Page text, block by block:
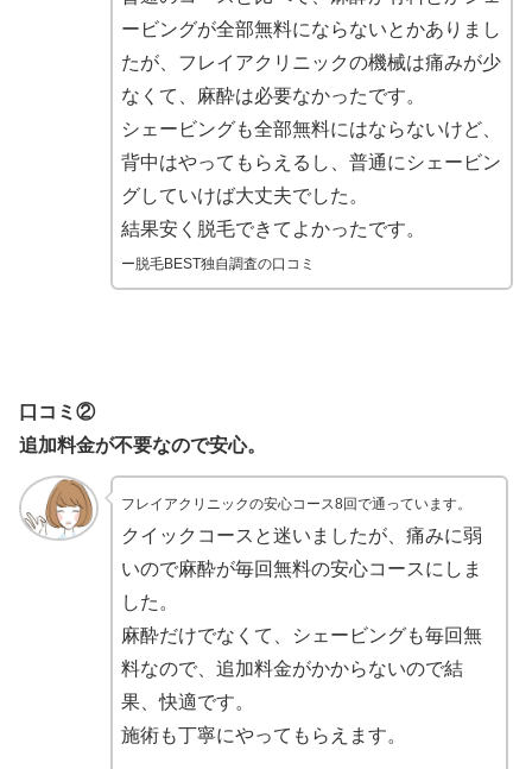
ービングが全部無料にならないとかありまし
たが、フレイアクリニックの機械は痛みが少
なくて、麻酔は必要なかったです。
シェービングも全部無料にはならないけど、
背中はやってもらえるし、普通にシェービン
グしていけば大丈夫でした。
結果安く脱毛できてよかったです。
ー脱毛BEST独自調査の口コミ
口コミ②
追加料金が不要なので安心。
フレイアクリニックの安心コース8回で通っています。
クイックコースと迷いましたが、痛みに弱
いので麻酔が毎回無料の安心コースにしま
した。
麻酔だけでなくて、シェービングも毎回無
料なので、追加料金がかからないので結
果、快適です。
施術も丁寧にやってもらえます。